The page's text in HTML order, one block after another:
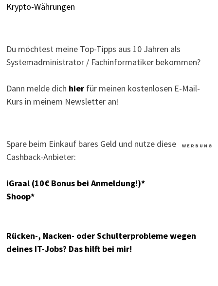
Krypto-Währungen
Du möchtest meine Top-Tipps aus 10 Jahren als
Systemadministrator / Fachinformatiker bekommen?
Dann melde dich hierfür meinen kostenlosen E-Mail-
Kurs in meinem Newsletter an!
W E R B U N G
Spare beim Einkauf bares Geld und nutze diese
Cashback-Anbieter:
iGraal (10€ Bonus bei Anmeldung!)*
Shoop*
Rücken-, Nacken- oder Schulterprobleme wegen
deines IT-Jobs? Das hilft bei mir!